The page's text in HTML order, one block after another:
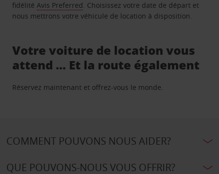
fidélitéAvis Preferred. Choisissez votre date de départ et
nous mettrons votre véhicule de location à disposition.
Votre voiture de location vous
attend … Et la route également
Réservez maintenant et offrez-vous le monde.
COMMENT POUVONS NOUS AIDER?
QUE POUVONS-NOUS VOUS OFFRIR?